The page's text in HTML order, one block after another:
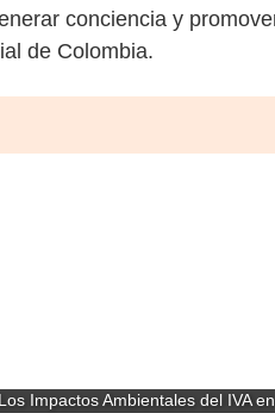
conciencia y
de Colombia.
Los Impactos Ambientales del IVA